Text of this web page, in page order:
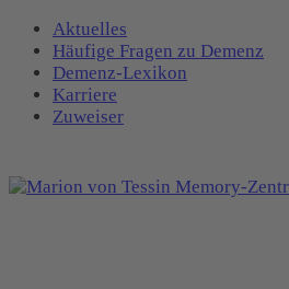
Aktuelles
Häufige Fragen zu Demenz
Demenz-Lexikon
Karriere
Zuweiser